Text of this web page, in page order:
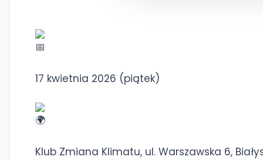
17 kwietnia 2026 (piątek)
Klub Zmiana Klimatu, ul. Warszawska 6,